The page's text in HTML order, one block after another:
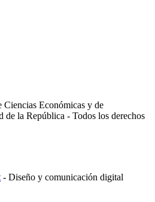
Económicas y de
la República - Todos los derechos
- Diseño y comunicación digital